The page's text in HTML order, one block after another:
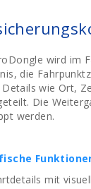
wird im
die
wie Ort,
Die
werden.
mit